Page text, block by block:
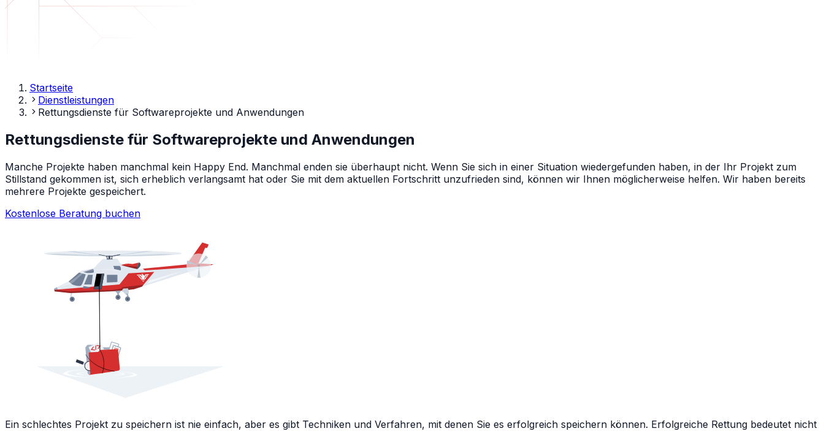
Startseite
Dienstleistungen
Rettungsdienste für Softwareprojekte und Anwendungen
Rettungsdienste für Softwareprojekte und Anwendungen
Manche Projekte haben manchmal kein Happy End. Manchmal enden sie überhaupt nicht. Wenn Sie sich in einer Situation wiedergefunden haben, in der Ihr Projekt zum
Stillstand gekommen ist, sich erheblich verlangsamt hat oder Sie mit dem aktuellen Fortschritt unzufrieden sind, können wir Ihnen möglicherweise helfen. Wir haben bereits
mehrere Projekte gespeichert.
Kostenlose Beratung buchen
Ein schlechtes Projekt zu speichern ist nie einfach, aber es gibt Techniken und Verfahren, mit denen Sie es erfolgreich speichern können. Erfolgreiche Rettung bedeutet nicht